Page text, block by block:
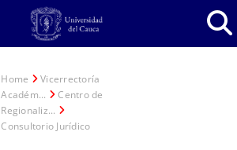
Home
Vicerrectoría
Académ...
Centro de
Regionaliz...
Consultorio Jurídico